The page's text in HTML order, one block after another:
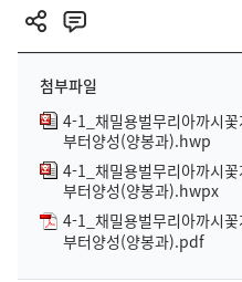
첨부파일
4-1_채밀용벌무리아까시
부터양성(양봉과).hwp
4-1_채밀용벌무리아까시
부터양성(양봉과).hwpx
4-1_채밀용벌무리아까시
부터양성(양봉과).pdf